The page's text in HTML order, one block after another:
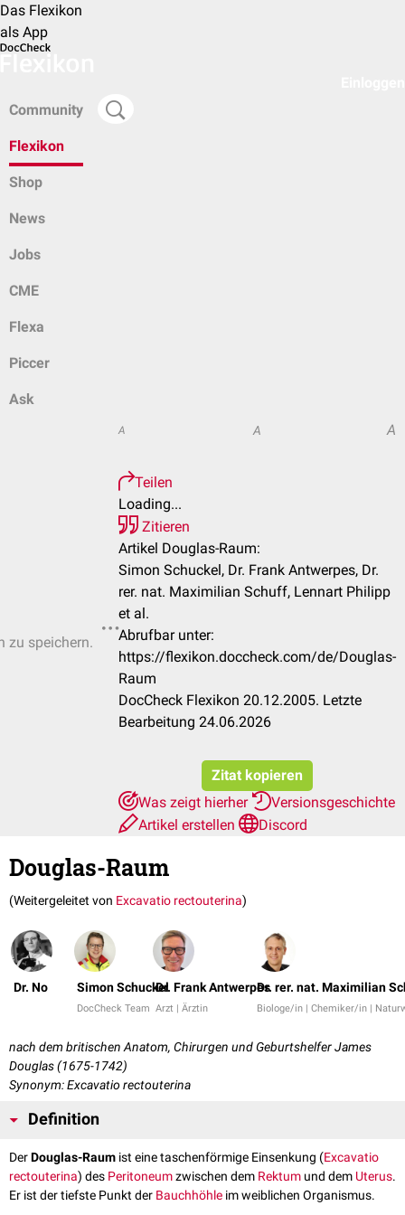
Das Flexikon
als App
Community
Flexikon
Shop
News
Jobs
CME
Flexa
Piccer
Ask
zu speichern.
A A A
Teilen
Loading...
Zitieren
Artikel Douglas-Raum:
Simon Schuckel, Dr. Frank Antwerpes, Dr.
rer. nat. Maximilian Schuff, Lennart Philipp
et al.
Abrufbar unter:
https://flexikon.doccheck.com/de/Douglas-
Raum
DocCheck Flexikon 20.12.2005. Letzte
Bearbeitung 24.06.2026
Zitat kopieren
Was zeigt hierher
Versionsgeschichte
Artikel erstellen
Discord
Douglas-Raum
(Weitergeleitet von Excavatio rectouterina)
Dr. No Simon Schuckel
DocCheck Team
Dr. Frank Antwerpes
Arzt | Ärztin
Dr. rer. nat. Maximilian
Biologe/in | Chemiker/in |
nach dem britischen Anatom, Chirurgen und Geburtshelfer James
Douglas (1675-1742)
Synonym: Excavatio rectouterina
Definition
DerDouglas-Raum ist eine taschenförmige Einsenkung (Excavatio
rectouterina) des Peritoneumzwischen dem Rektum und dem Uterus.
Er ist der tiefste Punkt der Bauchhöhle im weiblichen Organismus.